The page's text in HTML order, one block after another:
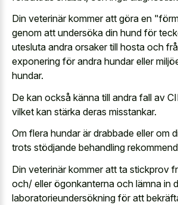
Din veterinär kommer att göra en
genom att undersöka din hund för
utesluta andra orsaker till hosta och
exponering för andra hundar eller
hundar.
De kan också känna till andra fall av
vilket kan stärka deras misstankar.
Om flera hundar är drabbade eller om
trots stödjande behandling
Din veterinär kommer att ta stickprov
och/ eller ögonkanterna och lämna in
laboratorieundersökning för att